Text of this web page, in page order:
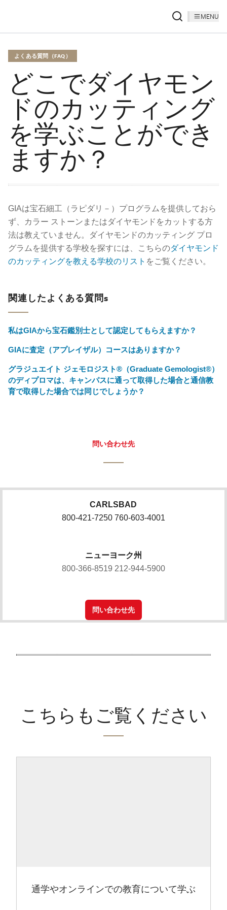
MENU
よくある質問（FAQ）
どこでダイヤモン
ドのカッティング
を学ぶことができ
ますか？
GIAは宝石細工（ラピダリ－）プログラムを提供しておら
ず、カラー ストーンまたはダイヤモンドをカットする方
法は教えていません。ダイヤモンドのカッティング プロ
グラムを提供する学校を探すには、こちらのダイヤモンド
のカッティングを教える学校のリスト をご覧ください。
関連したよくある質問s
私はGIAから宝石鑑別士として認定してもらえますか？
GIAに査定（アプレイザル）コースはありますか？
グラジュエイト ジェモロジスト®（Graduate Gemologist®）
のディプロマは、キャンパスに通って取得した場合と通信教
育で取得した場合では同じでしょうか？
問い合わせ先
CARLSBAD
800-421-7250 760-603-4001
ニューヨーク州
800-366-8519 212-944-5900
問い合わせ先
こちらもご覧ください
通学やオンラインでの教育について学ぶ